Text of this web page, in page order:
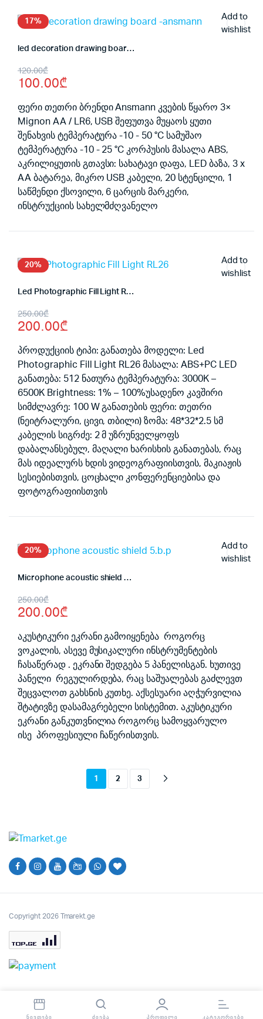
17%
Add to
wishlist
led decoration drawing board -ansmann
120.00₾
Original
price
was:
120.00₾.
100.00₾
Current
price
is:
100.00₾.
ფერი თეთრი ბრენდი Ansmann კვების წყარო 3×
Mignon AA / LR6, USB შეფუთვა მუყაოს ყუთი
შენახვის ტემპერატურა -10 - 50 °C სამუშაო
ტემპერატურა -10 - 25 °C კორპუსის მასალა ABS,
აკრილიყუთის გთავსი: სახატავი დაფა, LED ბაზა, 3 x
AA ბატარეა, მიკრო USB კაბელი, 20 სტენცილი, 1
საწმენდი ქსოვილი, 6 ცარცის მარკერი,
ინსტრუქციის სახელმძღვანელო
20%
Add to
wishlist
Led Photographic Fill Light RL26
250.00₾
Original
price
was:
250.00₾.
200.00₾
Current
price
is:
200.00₾.
პროდუქციის ტიპი: განათება მოდელი: Led
Photographic Fill Light RL26 მასალა: ABS+PC LED
განათება: 512 ნათურა ტემპერატურა: 3000K –
6500K Brightness: 1% – 100%უსადენო კავშირი
სიმძლავრე: 100 W განათების ფერი: თეთრი
(ნეიტრალური, ცივი, თბილი) ზომა: 48*32*2.5 სმ
კაბელის სიგრძე: 2 მ უზრუნველყოფს
დაბალანსებულ, მაღალი ხარისხის განათებას, რაც
მას იდეალურს ხდის ვიდეოგრაფიისთვის, მაკიაჟის
სესიებისთვის, ცოცხალი კონფერენციებისა და
ფოტოგრაფიისთვის
20%
Add to
wishlist
Microphone acoustic shield 5.b.p
250.00₾
Original
price
was:
250.00₾.
200.00₾
Current
price
is:
200.00₾.
აკუსტიკური ეკრანი გამოიყენება როგორც
ვოკალის, ასევე მუსიკალური ინსტრუმენტების
ჩასაწერად . ეკრანი შედგება 5 პანელისგან. ხუთივე
პანელი რეგულირდება, რაც საშუალებას გაძლევთ
შეცვალოთ გახსნის კუთხე. აქსესუარი აღჭურვილია
შტატივზე დასამაგრებელი სისტემით. აკუსტიკური
ეკრანი განკუთვნილია როგორც სამოყვარულო
ისე პროფესიული ჩაწერისთვის.
1 2 3
Copyright 2026 Tmarekt.ge
ᲜᲘᲕᲗᲔᲑᲘ ᲫᲘᲔᲑᲐ ᲞᲠᲝᲤᲘᲚᲘ ᲙᲐᲢᲔᲒᲝᲠᲘᲔᲑᲘ